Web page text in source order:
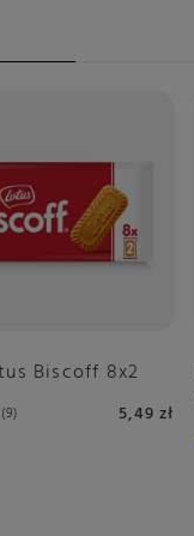
9
Biscoff 8x2
5,49 zł